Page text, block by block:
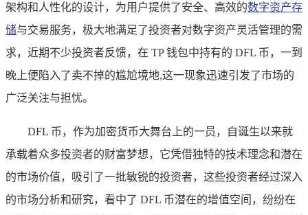
架构和人性化的设计，为用户提供了安全、高效的数字资产存
储与交易服务，极大地满足了投资者对数字资产灵活管理的需
求，近期不少投资者反馈，在 TP 钱包中持有的 DFL 币，一到
晚上便陷入了卖不掉的尴尬境地,这一现象迅速引发了市场的
广泛关注与担忧。
DFL 币，作为加密货币大舞台上的一员，自诞生以来就
承载着众多投资者的财富梦想，它凭借独特的技术理念和潜在
的市场价值，吸引了一批敏锐的投资者，这些投资者经过深入
的市场分析和研究，看中了 DFL 币潜在的增值空间，纷纷在